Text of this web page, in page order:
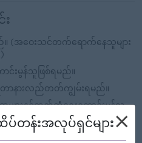
(အဝေးသင်တက်ရောက်နေသူများ
င်းမွန်သူဖြစ်ရမည်။
တာနားလည်တတ်ကျွမ်းရမည်။
များနှင့်ဆက်ဆံရေးကောင်းမွန်သူ
ြစ်ရမည်။
တန်းအလုပ်ရှင်များ×